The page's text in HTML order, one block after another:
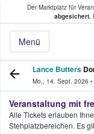
Der Marktplatz für
abgesichert.
Menü
Tickets
Lance Butters
Mo., 14. Sept. 2026 •
Veranstaltung mit
Alle Tickets erlauben
Stehplatzbereichen. Es